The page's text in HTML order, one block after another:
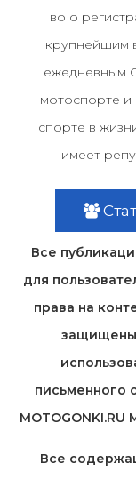
во о
крупнейшим
ежедневным
мотоспорте и
спорте в
имеет
Все
для
права на
защищены
письменного
MOTOGONKI.RU
Все